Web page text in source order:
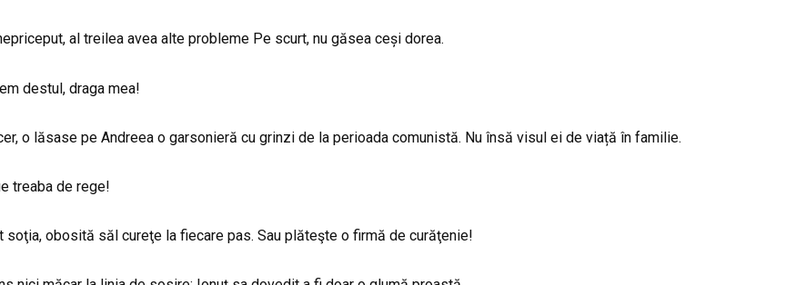
al treilea avea alte probleme Pe scurt, nu găsea ceși dorea.
destul, draga mea!
o lăsase pe Andreea o garsonieră cu grinzi de la perioada comunistă. Nu însă visul ei de viață în familie.
treaba de rege!
soţia, obosită săl cureţe la fiecare pas. Sau plăteşte o firmă de curăţenie!